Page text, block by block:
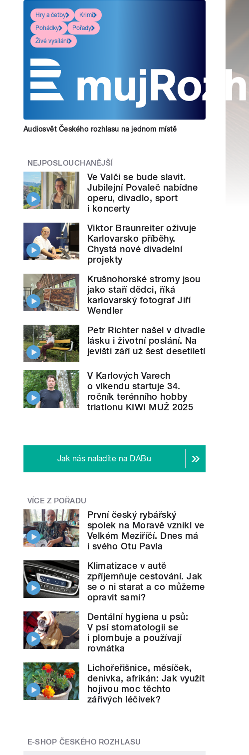
Hry a četby
Krimi
Pohádky
Pořady
Živé vysílání
Audiosvět Českého rozhlasu na jednom místě
NEJPOSLOUCHANĚJŠÍ
Ve Valči se bude slavit.
Jubilejní Povaleč nabídne
operu, divadlo, sport
i koncerty
Viktor Braunreiter oživuje
Karlovarsko příběhy.
Chystá nové divadelní
projekty
Krušnohorské stromy jsou
jako staří dědci, říká
karlovarský fotograf Jiří
Wendler
Petr Richter našel v divadle
lásku i životní poslání. Na
jevišti září už šest desetiletí
V Karlových Varech
o víkendu startuje 34.
ročník terénního hobby
triatlonu KIWI MUŽ 2025
Jak nás naladíte na DABu
VÍCE Z POŘADU
První český rybářský
spolek na Moravě vznikl ve
Velkém Meziříčí. Dnes má
i svého Otu Pavla
Klimatizace v autě
zpříjemňuje cestování. Jak
se o ni starat a co můžeme
opravit sami?
Dentální hygiena u psů:
V psí stomatologii se
i plombuje a používají
rovnátka
Lichořeřišnice, měsíček,
denivka, afrikán: Jak využít
hojivou moc těchto
zářivých léčivek?
E-SHOP ČESKÉHO ROZHLASU